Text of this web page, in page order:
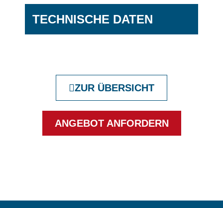
TECHNISCHE DATEN
ZUR ÜBERSICHT
ANGEBOT ANFORDERN